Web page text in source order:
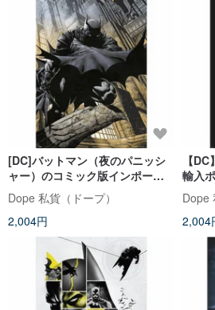
[DC]バットマン（夜のパニッシ
ャー）のコミック版インポート
ポスター
Dope 私貨（ドープ）
2,004円
【
輸入
ンソ
ク
Dope
2,004